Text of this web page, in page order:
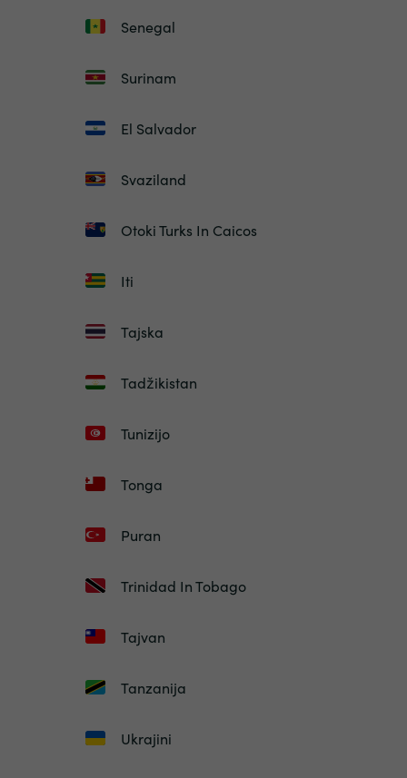
Senegal
Surinam
El Salvador
Svaziland
Otoki Turks In Caicos
Iti
Tajska
Tadžikistan
Tunizijo
Tonga
Puran
Trinidad In Tobago
Tajvan
Tanzanija
Ukrajini